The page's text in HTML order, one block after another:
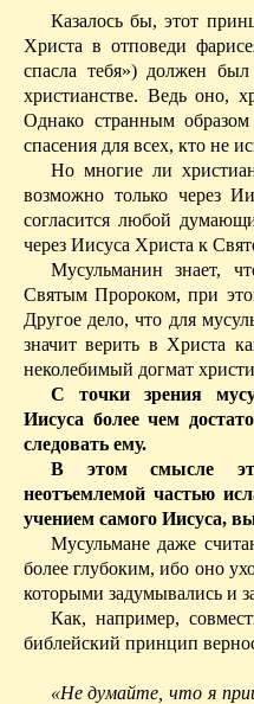
Казалось бы, этот
Христа в отповеди
спасла тебя») должен
христианстве. Ведь оно,
Однако странным образом
спасения для всех, кто не
Но многие ли
возможно только через
согласится любой
через Иисуса Христа к
Мусульманин знает,
Святым Пророком, при
Другое дело, что для
значит верить в Христа
неколебимый догмат
С точки зрения
Иисуса более чем
следовать ему.
В этом смысле
неотъемлемой частью
учением самого Иисуса,
Мусульмане даже
более глубоким, ибо оно
которыми задумывались и
Как, например,
библейский принцип
«Не думайте, что я